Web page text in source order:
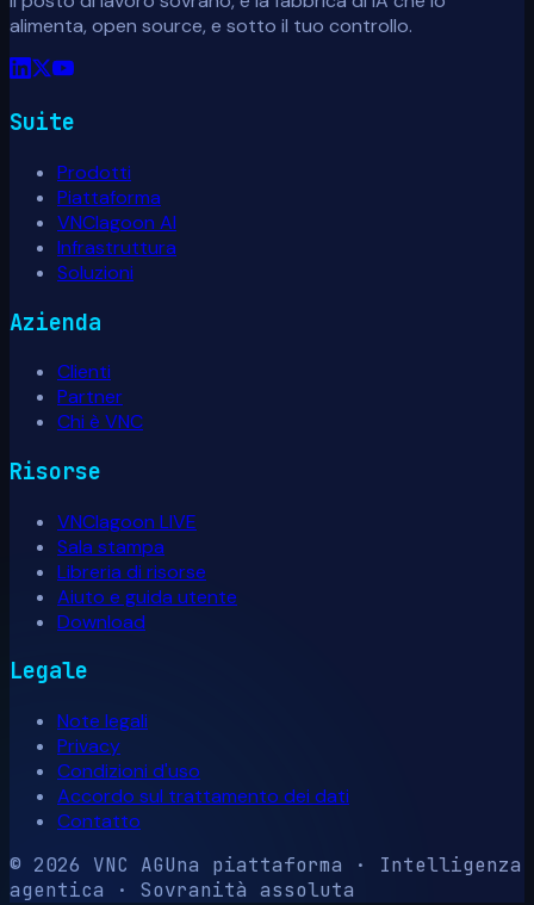
alimenta, open source, e sotto il tuo controllo.
Suite
Prodotti
Piattaforma
VNClagoon AI
Infrastruttura
Soluzioni
Azienda
Clienti
Partner
Chi è VNC
Risorse
VNClagoon LIVE
Sala stampa
Libreria di risorse
Aiuto e guida utente
Download
Legale
Note legali
Privacy
Condizioni d'uso
Accordo sul trattamento dei dati
Contatto
© 2026 VNC AGUna piattaforma · Intelligenza
agentica · Sovranità assoluta